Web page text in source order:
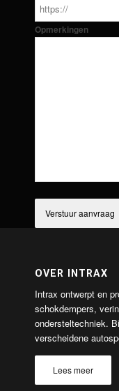
Opmerkingen
OVER INTRAX
Intrax ontwerpt en
schokdempers,
ondersteltechniek.
verscheidene
Lees meer